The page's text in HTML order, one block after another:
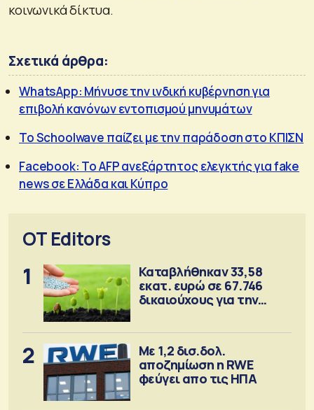
κοινωνικά δίκτυα.
Σχετικά άρθρα:
WhatsApp: Μήνυσε την ινδική κυβέρνηση για
επιβολή κανόνων εντοπισμού μηνυμάτων
Το Schoolwave παίζει με την παράδοση στο ΚΠΙΣΝ
Facebook: Το AFP ανεξάρτητος ελεγκτής για fake
news σε Ελλάδα και Κύπρο
OT Editors
1
Καταβλήθηκαν 33,58
εκατ. ευρώ σε 67.746
δικαιούχους για την
2
Με 1,2 δισ.δολ.
αποζημίωση η RWE
φεύγει απο τις ΗΠΑ